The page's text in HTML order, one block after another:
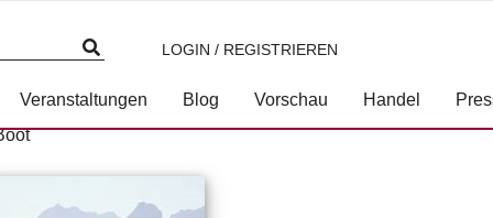
LOGIN / REGISTRIEREN
Veranstaltungen Blog Vorschau Handel